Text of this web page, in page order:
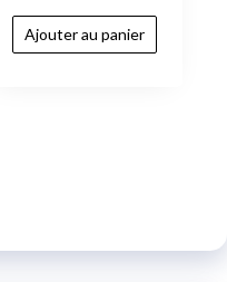
Ajouter au panier